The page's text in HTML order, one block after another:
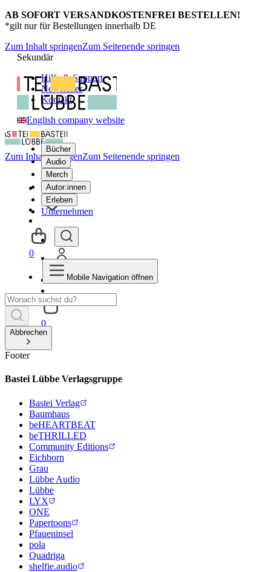
AB SOFORT VERSANDKOSTENFREI BESTELLEN!
*gilt nur für Bestellungen innerhalb DE
Zum Inhalt springenZum Seitenende springen
Sekundär
Hilfe & Support
Newsletter
Kontakt
English company website
Bücher
Audio
Merch
Autor:innen
Erleben
Unternehmen
0
Zum Inhalt springenZum Seitenende springen
0
Mobile Navigation öffnen
Abbrechen
Footer
Bastei Lübbe Verlagsgruppe
Bastei Verlag
Baumhaus
beHEARTBEAT
beTHRILLED
Community Editions
Eichborn
Grau
Lübbe Audio
Lübbe
LYX
ONE
Papertoons
Pfaueninsel
pola
Quadriga
shelfie.audio